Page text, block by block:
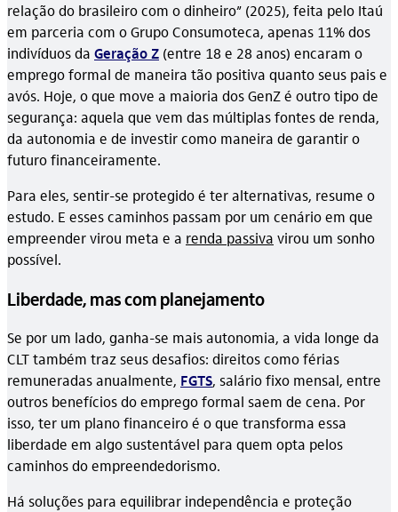
relação do brasileiro com o dinheiro” (2025), feita pelo Itaú
em parceria com o Grupo Consumoteca, apenas 11% dos
indivíduos da Geração Z (entre 18 e 28 anos) encaram o
emprego formal de maneira tão positiva quanto seus pais e
avós. Hoje, o que move a maioria dos GenZ é outro tipo de
segurança: aquela que vem das múltiplas fontes de renda,
da autonomia e de investir como maneira de garantir o
futuro financeiramente.
Para eles, sentir-se protegido é ter alternativas, resume o
estudo. E esses caminhos passam por um cenário em que
empreender virou meta e a renda passiva virou um sonho
possível.
Liberdade, mas com planejamento
Se por um lado, ganha-se mais autonomia, a vida longe da
CLT também traz seus desafios: direitos como férias
remuneradas anualmente, FGTS, salário fixo mensal, entre
outros benefícios do emprego formal saem de cena. Por
isso, ter um plano financeiro é o que transforma essa
liberdade em algo sustentável para quem opta pelos
caminhos do empreendedorismo.
Há soluções para equilibrar independência e proteção